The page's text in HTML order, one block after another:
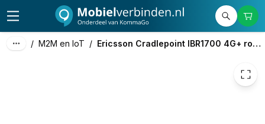
/ M2M en IoT / Ericsson Cradlepoint IBR1700 4G+ router (Cat.18)
€ 1.784,75